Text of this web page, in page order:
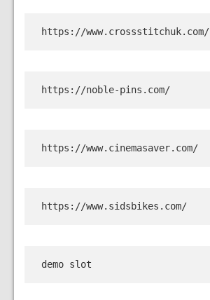
https://www.crossstitchuk.com/
https://noble-pins.com/
https://www.cinemasaver.com/
https://www.sidsbikes.com/
demo slot